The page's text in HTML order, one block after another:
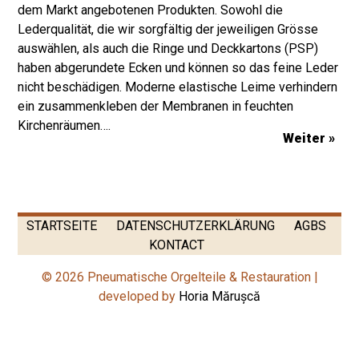
dem Markt angebotenen Produkten. Sowohl die
Lederqualität, die wir sorgfältig der jeweiligen Grösse
auswählen, als auch die Ringe und Deckkartons (PSP)
haben abgerundete Ecken und können so das feine Leder
nicht beschädigen. Moderne elastische Leime verhindern
ein zusammenkleben der Membranen in feuchten
Kirchenräumen….
Weiter »
STARTSEITE DATENSCHUTZERKLÄRUNG
AGBS
KONTACT
© 2026 Pneumatische Orgelteile & Restauration |
developed by Horia Mărușcă